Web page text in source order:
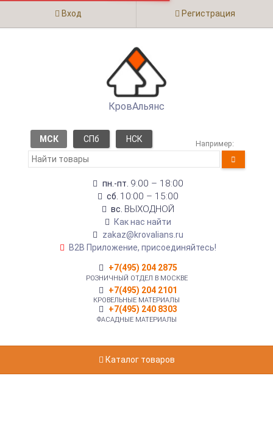
Вход Регистрация
КровАльянс
МСК СПб НСК Например:
пн.-пт. 9:00 – 18:00
сб. 10:00 – 15:00
вс. ВЫХОДНОЙ
Как нас найти
zakaz@krovalians.ru
B2B Приложение, присоединяйтесь!
+7(495) 204 2875
РОЗНИЧНЫЙ ОТДЕЛ В МОСКВЕ
+7(495) 204 2101
КРОВЕЛЬНЫЕ МАТЕРИАЛЫ
+7(495) 240 8303
ФАСАДНЫЕ МАТЕРИАЛЫ
Каталог товаров